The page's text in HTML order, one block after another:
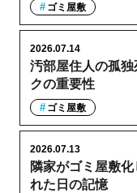
ゴミ屋敷
汚部屋住人の孤
クの重要性
2026.07.14
ゴミ屋敷
隣家がゴミ屋敷
れた日の記憶
2026.07.13